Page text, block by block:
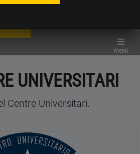
menú
UNIVERSITARI
Centre Universitari.